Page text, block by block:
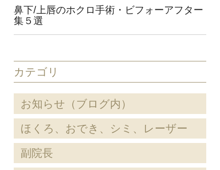
鼻下/上唇のホクロ手術・ビフォーアフター
集５選
カテゴリ
お知らせ（ブログ内）
ほくろ、おでき、シミ、レーザー
副院長